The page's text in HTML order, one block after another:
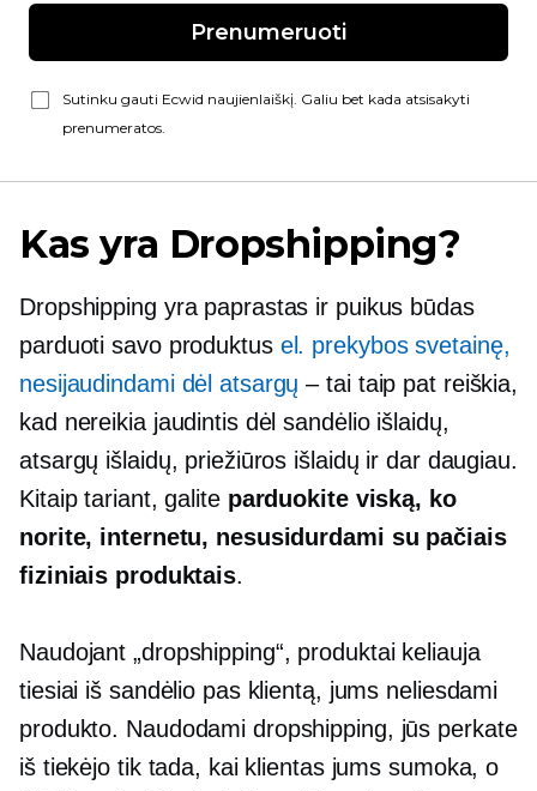
Prenumeruoti
Sutinku gauti Ecwid naujienlaiškį. Galiu bet kada atsisakyti
prenumeratos.
Kas yra Dropshipping?
Dropshipping yra paprastas ir puikus būdas
parduoti savo produktus el. prekybos svetainę,
nesijaudindami dėl atsargų – tai taip pat reiškia,
kad nereikia jaudintis dėl sandėlio išlaidų,
atsargų išlaidų, priežiūros išlaidų ir dar daugiau.
Kitaip tariant, galite parduokite viską, ko
norite, internetu, nesusidurdami su pačiais
fiziniais produktais.
Naudojant „dropshipping“, produktai keliauja
tiesiai iš sandėlio pas klientą, jums neliesdami
produkto. Naudodami dropshipping, jūs perkate
iš tiekėjo tik tada, kai klientas jums sumoka, o